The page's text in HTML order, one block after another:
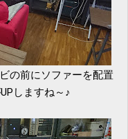
の前にソファーを配置
しますね～♪